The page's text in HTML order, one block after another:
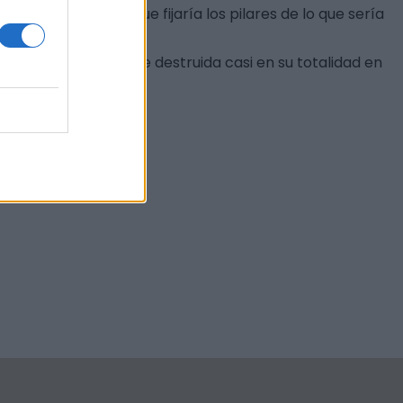
el documento que fijaría los pilares de lo que sería
resto, ya que fue destruida casi en su totalidad en